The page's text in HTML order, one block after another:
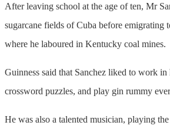
After leaving school at the age of ten, Mr
sugarcane fields of Cuba before emigrating
where he laboured in Kentucky coal mines.
Guinness said that Sanchez liked to work in
crossword puzzles, and play gin rummy
He was also a talented musician, playing